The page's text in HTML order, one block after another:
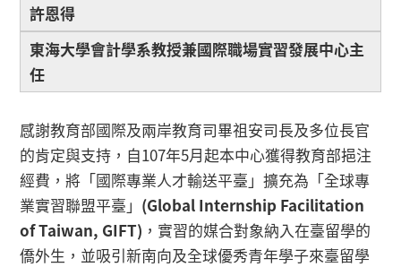
許恩得
東海大學會計學系教授兼國際職場實習發展中心主
任
感謝教育部國際及兩岸教育司畢祖安司長及多位長官
的肯定與支持，自107年5月起本中心獲得教育部挹注
經費，將「國際專業人才輸送平臺」擴充為「全球專
業實習聯盟平臺」 (Global Internship Facilitation
of Taiwan, GIFT) ，實習的媒合對象納入在臺留學的
僑外生，並吸引新南向及全球優秀青年學子來臺留學